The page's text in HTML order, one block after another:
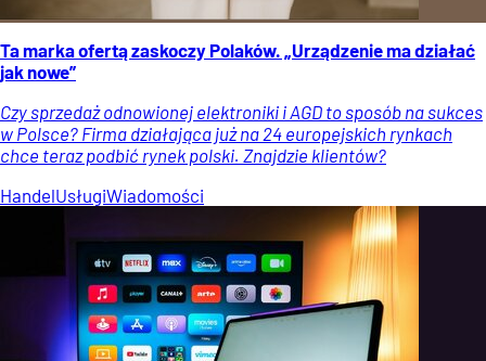
Ta marka ofertą zaskoczy Polaków. „Urządzenie ma działać
jak nowe”
Czy sprzedaż odnowionej elektroniki i AGD to sposób na sukces
w Polsce? Firma działająca już na 24 europejskich rynkach
chce teraz podbić rynek polski. Znajdzie klientów?
HandelUsługiWiadomości